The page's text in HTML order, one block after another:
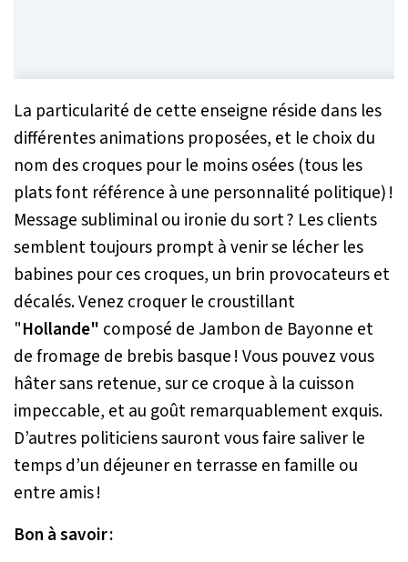
La particularité de cette enseigne réside dans les
différentes animations proposées, et le choix du
nom des croques pour le moins osées (tous les
plats font référence à une personnalité politique) !
Message subliminal ou ironie du sort ? Les clients
semblent toujours prompt à venir se lécher les
babines pour ces croques, un brin provocateurs et
décalés. Venez croquer le croustillant
"Hollande" composé de Jambon de Bayonne et
de fromage de brebis basque ! Vous pouvez vous
hâter sans retenue, sur ce croque à la cuisson
impeccable, et au goût remarquablement exquis.
D’autres politiciens sauront vous faire saliver le
temps d’un déjeuner en terrasse en famille ou
entre amis !
Bon à savoir :